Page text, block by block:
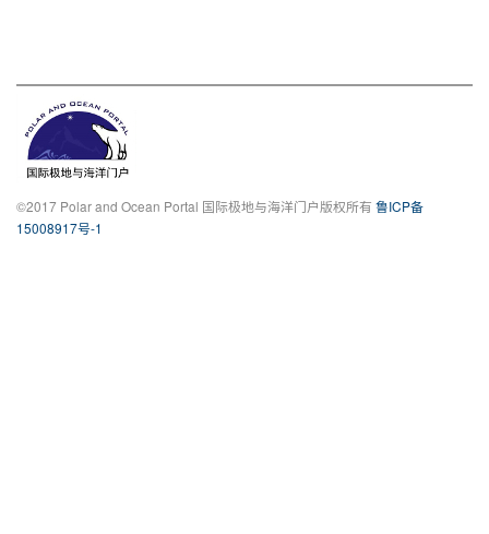
©2017 Polar and Ocean Portal 国际极地与海洋门户版权所有 鲁ICP备
15008917号-1